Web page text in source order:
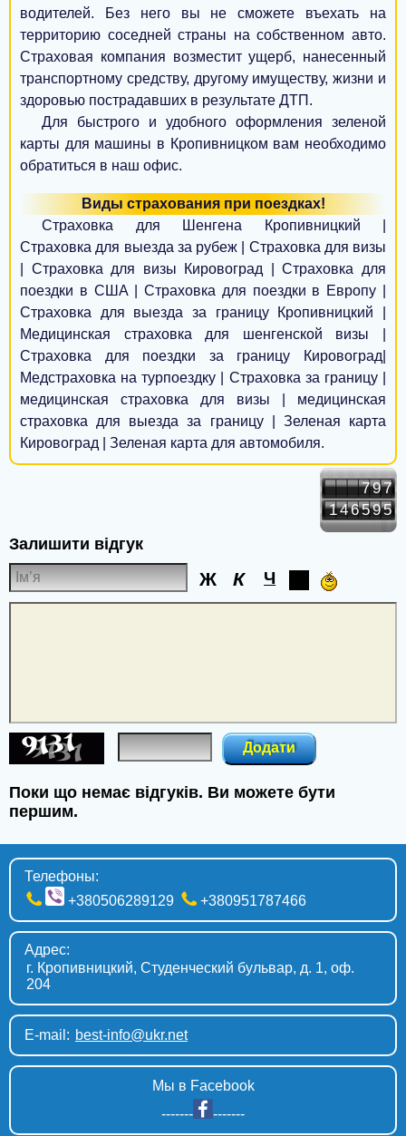
Умань
Бердичев
Шостка
Бровары
Измаил
Мукачево
Дрогобыч
Нежин
Новомосковск
Червоноград
Первомайск
Смела
Калуш
Лозовая
Энергодар
Черноморск
Борисполь
Белгород-Днестровский
Горишние Плавни
водителей. Без него вы не сможете въехать на
территорию соседней страны на собственном авто.
Страховая компания возместит ущерб, нанесенный
транспортному средству, другому имуществу, жизни и
здоровью пострадавших в результате ДТП.
Для быстрого и удобного оформления зеленой
карты для машины в Кропивницком вам необходимо
обратиться в наш офис.
Виды страхования при поездках!
Страховка для Шенгена Кропивницкий |
Страховка для выезда за рубеж | Страховка для визы
| Страховка для визы Кировоград | Страховка для
поездки в США | Страховка для поездки в Европу |
Страховка для выезда за границу Кропивницкий |
Медицинская страховка для шенгенской визы |
Страховка для поездки за границу Кировоград|
Медстраховка на турпоездку | Страховка за границу |
медицинская страховка для визы | медицинская
страховка для выезда за границу | Зеленая карта
Кировоград | Зеленая карта для автомобиля.
797
146595
Залишити відгук
Ж К Ч
Додати
Поки що немає відгуків. Ви можете бути
першим.
Телефоны:
+380506289129
+380951787466
Адрес:
г. Кропивницкий, Студенческий бульвар, д. 1, оф.
204
E-mail: best-info@ukr.net
Мы в Facebook
-------
-------